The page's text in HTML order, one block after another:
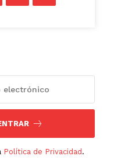
Política de Privacidad .